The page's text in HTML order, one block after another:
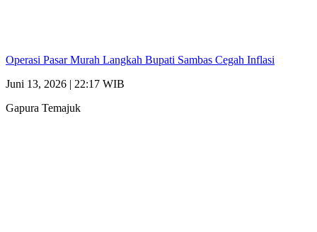
Operasi Pasar Murah Langkah Bupati Sambas Cegah Inflasi
Juni 13, 2026 | 22:17 WIB
Gapura Temajuk